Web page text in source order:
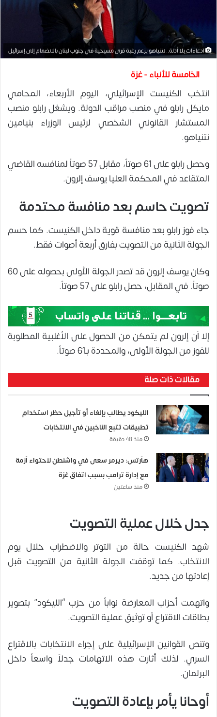
ادعاءات بلا أدلة.. نتنياهو يزعم رغبة قرى مسيحية في جنوب لبنان بالانضمام إلى إسرائيل
الخامسة للأنباء - غزة
انتخب الكنيست الإسرائيلي، اليوم الأربعاء، المحامي
مايكل رابلو في منصب مراقب الدولة. ويشغل رابلو منصب
المستشار القانوني الشخصي لرئيس الوزراء بنيامين
نتنياهو.
وحصل رابلو على 61 صوتاً، مقابل 57 صوتاً لمنافسه القاضي
المتقاعد في المحكمة العليا يوسف إلرون.
تصويت حاسم بعد منافسة محتدمة
جاء فوز رابلو بعد منافسة قوية داخل الكنيست. كما حسم
الجولة الثانية من التصويت بفارق أربعة أصوات فقط.
وكان يوسف إلرون قد تصدر الجولة الأولى بحصوله على 60
صوتاً. في المقابل، حصل رابلو على 57 صوتاً.
إلا أن إلرون لم يتمكن من الحصول على الأغلبية المطلوبة
للفوز من الجولة الأولى، والمحددة بـ61 صوتاً.
مقالات ذات صلة
الليكود يطالب بإلغاء أو تأجيل حظر استخدام
تطبيقات تتبع الناخبين في الانتخابات
منذ 48 دقيقة
هآرتس: ديرمر سعى في واشنطن لاحتواء أزمة
مع إدارة ترامب بسبب اتفاق غزة
منذ ساعتين
جدل خلال عملية التصويت
شهد الكنيست حالة من التوتر والاضطراب خلال يوم
الانتخاب. كما توقفت الجولة الثانية من التصويت قبل
إعادتها من جديد.
واتهمت أحزاب المعارضة نواباً من حزب “الليكود” بتصوير
بطاقات الاقتراع أو توثيق عملية التصويت.
وتنص القوانين الإسرائيلية على إجراء الانتخابات بالاقتراع
السري. لذلك أثارت هذه الاتهامات جدلاً واسعاً داخل
البرلمان.
أوحانا يأمر بإعادة التصويت